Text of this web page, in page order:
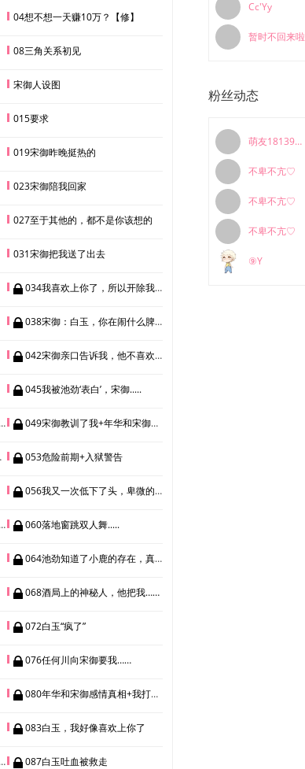
04想不想一天赚10万？【修】
08三角关系初见
宋御人设图
015要求
019宋御昨晚挺热的
023宋御陪我回家
027至于其他的，都不是你该想的
031宋御把我送了出去
034我喜欢上你了，所以开除我吧。
038宋御：白玉，你在闹什么脾气？
042宋御亲口告诉我，他不喜欢我
045我被池劲‘表白’，宋御.....
049宋御教训了我+年华和宋御的过去
053危险前期+入狱警告
056我又一次低下了头，卑微的讨好....
060落地窗跳双人舞.....
064池劲知道了小鹿的存在，真相前期....
068酒局上的神秘人，他把我……
072白玉“疯了”
076任何川向宋御要我……
080年华和宋御感情真相+我打了宋御一巴掌
083白玉，我好像喜欢上你了
087白玉吐血被救走
Cc'Yy
暂时不回来啦
粉丝动态
萌友181393228729
不卑不亢♡
不卑不亢♡
不卑不亢♡
⑨Y